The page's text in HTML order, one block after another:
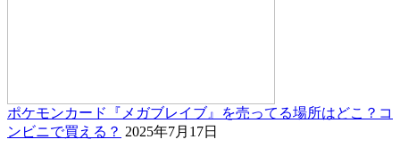
ポケモンカード『メガブレイブ』を売ってる場所はどこ？コ
ンビニで買える？ 2025年7月17日